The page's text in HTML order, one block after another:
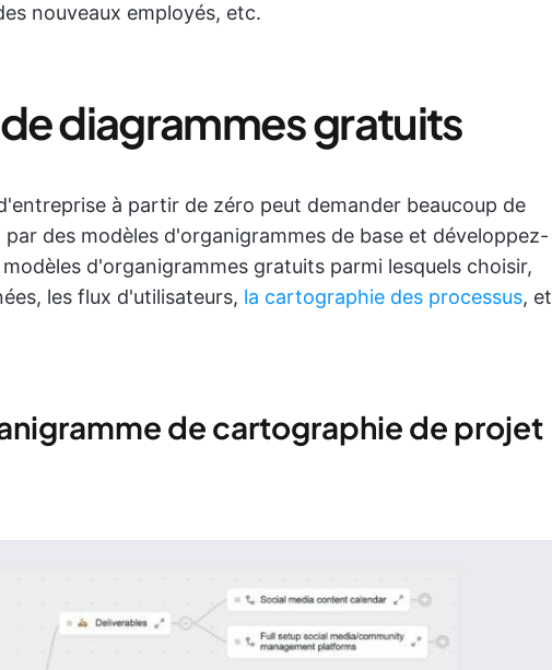
nouveaux employés, etc.
diagrammes gratuits
à partir de zéro peut demander beaucoup de
des modèles d'organigrammes de base et développez-
d'organigrammes gratuits parmi lesquels choisir,
les flux d'utilisateurs, la cartographie des processus, et
de cartographie de projet